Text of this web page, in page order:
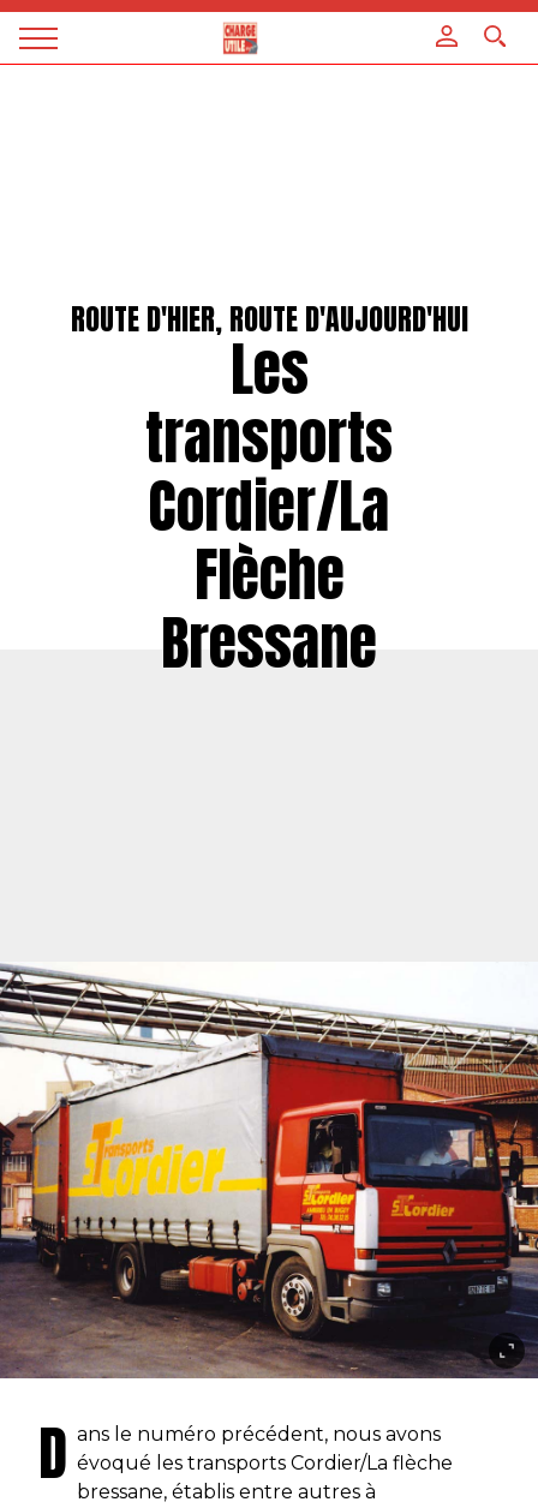
Magazine
ROUTE D'HIER, ROUTE D'AUJOURD'HUI
Les
transports
Cordier/La
Flèche
Bressane
D ans le numéro précédent, nous avons
évoqué les transports Cordier/La flèche
bressane, établis entre autres à
Panneau de gestion des cookies